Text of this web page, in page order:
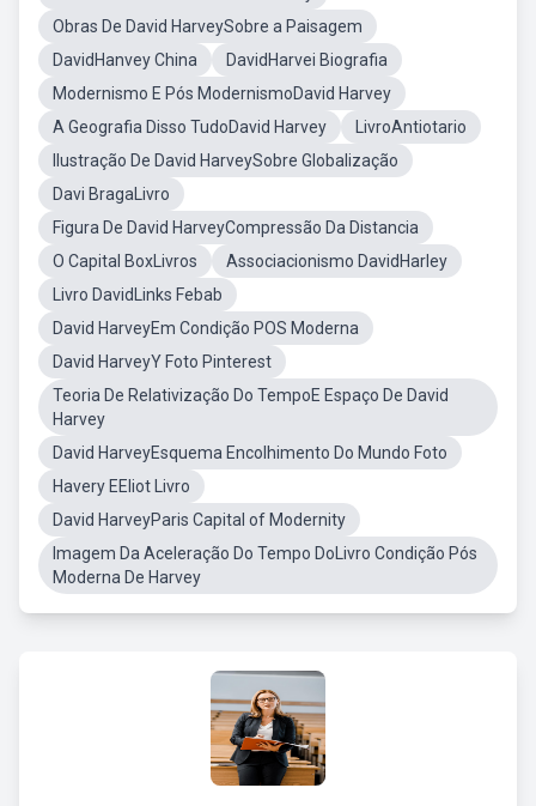
Obras De David HarveySobre a Paisagem
DavidHanvey China
DavidHarvei Biografia
Modernismo E Pós ModernismoDavid Harvey
A Geografia Disso TudoDavid Harvey
LivroAntiotario
Ilustração De David HarveySobre Globalização
Davi BragaLivro
Figura De David HarveyCompressão Da Distancia
O Capital BoxLivros
Associacionismo DavidHarley
Livro DavidLinks Febab
David HarveyEm Condição POS Moderna
David HarveyY Foto Pinterest
Teoria De Relativização Do TempoE Espaço De David
Harvey
David HarveyEsquema Encolhimento Do Mundo Foto
Havery EEliot Livro
David HarveyParis Capital of Modernity
Imagem Da Aceleração Do Tempo DoLivro Condição Pós
Moderna De Harvey